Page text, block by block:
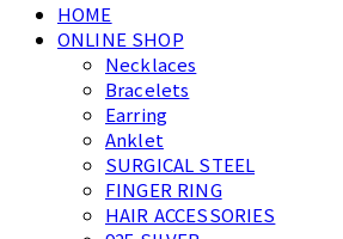
HOME
ONLINE SHOP
Necklaces
Bracelets
Earring
Anklet
SURGICAL STEEL
FINGER RING
HAIR ACCESSORIES